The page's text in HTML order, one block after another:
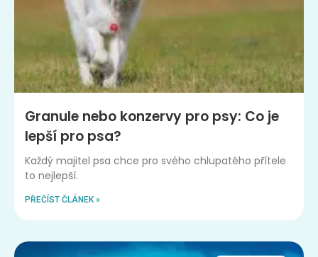
Granule nebo konzervy pro psy: Co je
lepší pro psa?
Každý majitel psa chce pro svého chlupatého přítele
to nejlepší.
PŘEČÍST ČLÁNEK »